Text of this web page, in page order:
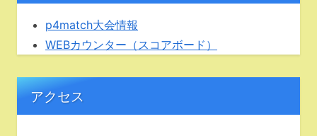
p4match大会情報
WEBカウンター（スコアボード）
アクセス